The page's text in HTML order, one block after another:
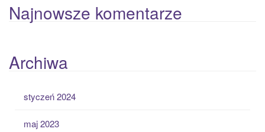
Najnowsze komentarze
Archiwa
styczeń 2024
maj 2023